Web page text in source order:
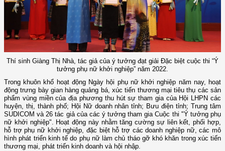
Thí sinh Giàng Thị Nhà, tác giả của ý tưởng đạt giải Đặc biệt cuộc thi “Ý
tưởng phụ nữ khởi nghiệp” năm 2022.
Trong khuôn khổ hoạt động Ngày hội phụ nữ khởi nghiệp năm nay, hoạt
động trưng bày gian hàng quảng bá, xúc tiến thương mại tiêu thụ các sản
phẩm vùng miền của địa phương thu hút sự tham gia của Hội LHPN các
huyện, thị, thành phố; Hội Nữ doanh nhân tỉnh; Bưu điện tỉnh; Trung tâm
SUDICOM và 26 tác giả của các ý tưởng tham gia Cuộc thi "Ý tưởng phụ
nữ khởi nghiệp". Hoạt động này nhằm tăng cường sự liên kết, phối hợp,
hỗ trợ phụ nữ khởi nghiệp, đặc biệt hỗ trợ các doanh nghiệp nữ, các mô
hình phát triển kinh tế do phụ nữ làm chủ tháo gỡ khó khăn trong xúc tiến
thương mại, phát triển kinh doanh và hội nhập.